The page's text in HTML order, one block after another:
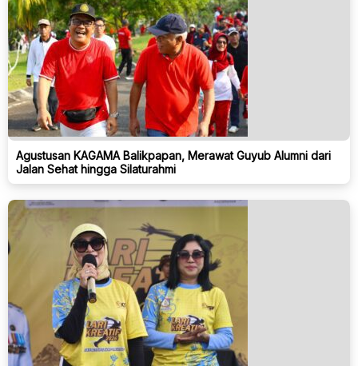
Agustusan KAGAMA Balikpapan, Merawat Guyub Alumni dari
Jalan Sehat hingga Silaturahmi